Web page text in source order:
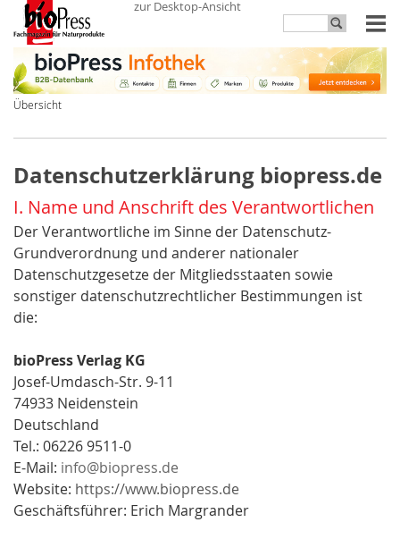
zur Desktop-Ansicht
Übersicht
Datenschutzerklärung biopress.de
I. Name und Anschrift des Verantwortlichen
Der Verantwortliche im Sinne der Datenschutz-
Grundverordnung und anderer nationaler
Datenschutzgesetze der Mitgliedsstaaten sowie
sonstiger datenschutzrechtlicher Bestimmungen ist
die:
bioPress Verlag KG
Josef-Umdasch-Str. 9-11
74933 Neidenstein
Deutschland
Tel.: 06226 9511-0
E-Mail: info@biopress.de
Website: https://www.biopress.de
Geschäftsführer: Erich Margrander